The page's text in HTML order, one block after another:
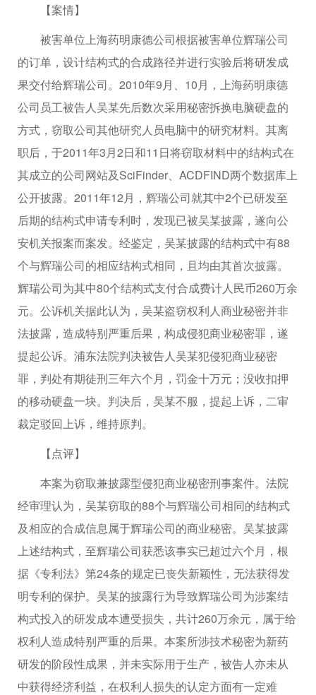
【案情】
被害单位上海药明康德公司根据被害单位辉瑞公司
的订单，设计结构式的合成路径并进行实验后将研发成
果交付给辉瑞公司。2010年9月、10月，上海药明康德
公司员工被告人吴某先后数次采用秘密拆换电脑硬盘的
方式，窃取公司其他研究人员电脑中的研究材料。其离
职后，于2011年3月2日和11日将窃取材料中的结构式在
其成立的公司网站及SciFinder、ACDFIND两个数据库上
公开披露。2011年12月，辉瑞公司就其中2个已研发至
后期的结构式申请专利时，发现已被吴某披露，遂向公
安机关报案而案发。经鉴定，吴某披露的结构式中有88
个与辉瑞公司的相应结构式相同，且均由其首次披露。
辉瑞公司为其中80个结构式支付合成费计人民币260万余
元。公诉机关据此认为，吴某盗窃权利人商业秘密并非
法披露，造成特别严重后果，构成侵犯商业秘密罪，遂
提起公诉。浦东法院判决被告人吴某犯侵犯商业秘密
罪，判处有期徒刑三年六个月，罚金十万元；没收扣押
的移动硬盘一块。判决后，吴某不服，提起上诉，二审
裁定驳回上诉，维持原判。
【点评】
本案为窃取兼披露型侵犯商业秘密刑事案件。法院
经审理认为，吴某窃取的88个与辉瑞公司相同的结构式
及相应的合成信息属于辉瑞公司的商业秘密。吴某披露
上述结构式，至辉瑞公司获悉该事实已超过六个月，根
据《专利法》第24条的规定已丧失新颖性，无法获得发
明专利的保护。吴某的披露行为导致辉瑞公司为涉案结
构式投入的研发成本遭受损失，共计260万余元，属于给
权利人造成特别严重的后果。本案所涉技术秘密为新药
研发的阶段性成果，并未实际用于生产，被告人亦未从
中获得经济利益，在权利人损失的认定方面有一定难